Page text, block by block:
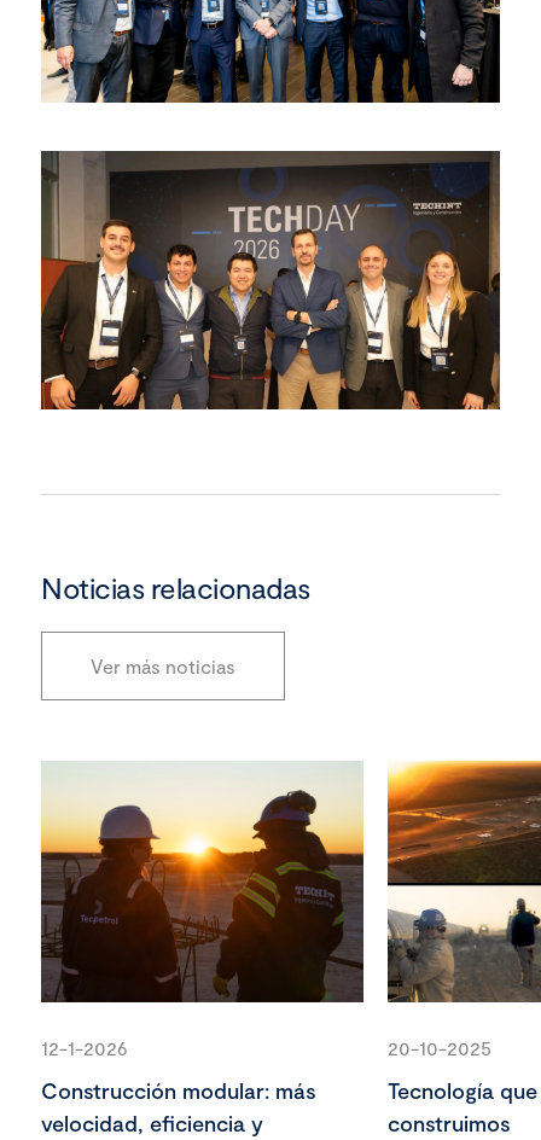
Noticias relacionadas
Ver más noticias
12-1-2026
Construcción modular: más
velocidad, eficiencia y
20-10-2025
Tecnología
construimos